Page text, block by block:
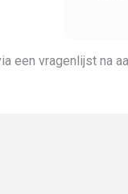
een vragenlijst na